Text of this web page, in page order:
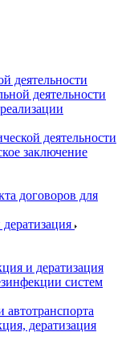
деятельности
деятельности
деятельности
заключение
договоров для
и дератизация
систем
дератизация